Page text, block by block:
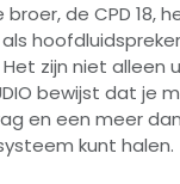
de CPD 18,
zijn niet alleen
bewijst dat je
en een meer
kunt halen.